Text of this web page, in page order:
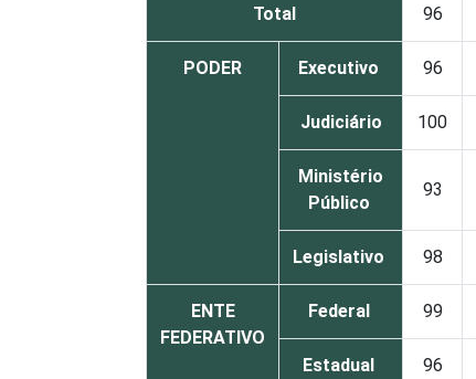
Total 96
PODER Executivo 96
Judiciário 100
Ministério
Público
93
Legislativo 98
ENTE
FEDERATIVO
Federal 99
Estadual 96